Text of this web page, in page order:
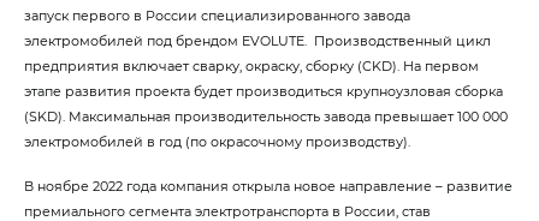
запуск первого в России специализированного завода
электромобилей под брендом EVOLUTE. Производственный цикл
предприятия включает сварку, окраску, сборку (CKD). На первом
этапе развития проекта будет производиться крупноузловая сборка
(SKD). Максимальная производительность завода превышает 100 000
электромобилей в год (по окрасочному производству).
В ноябре 2022 года компания открыла новое направление – развитие
премиального сегмента электротранспорта в России, став